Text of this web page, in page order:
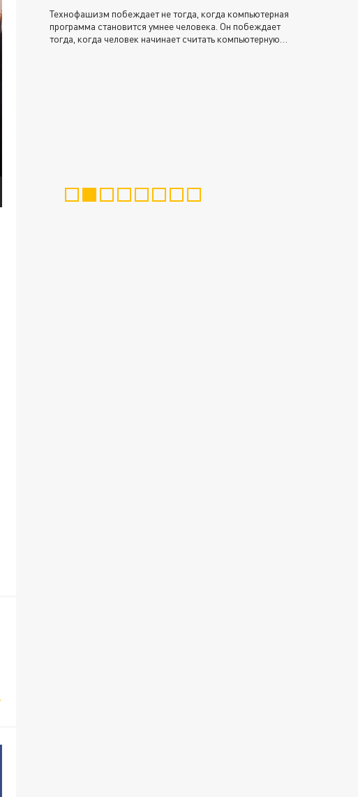
Технофашизм побеждает не тогда, когда компьютерная
программа становится умнее человека. Он побеждает
тогда, когда человек начинает считать компьютерную